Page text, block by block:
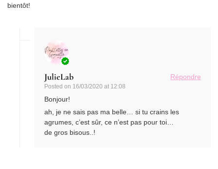
bientôt!
JulieLab
Posted on 16/03/2020 at 12:08
Répondre
Bonjour!
ah, je ne sais pas ma belle… si tu crains les
agrumes, c’est sûr, ce n’est pas pour toi…
de gros bisous..!